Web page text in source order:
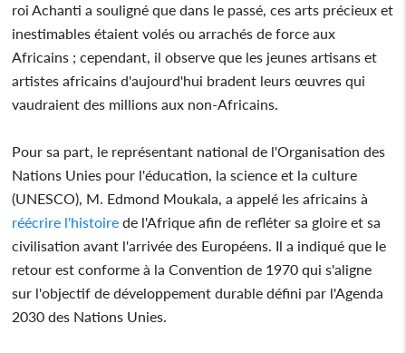
roi Achanti a souligné que dans le passé, ces arts précieux et
inestimables étaient volés ou arrachés de force aux
Africains ; cependant, il observe que les jeunes artisans et
artistes africains d'aujourd'hui bradent leurs œuvres qui
vaudraient des millions aux non-Africains.
Pour sa part, le représentant national de l'Organisation des
Nations Unies pour l'éducation, la science et la culture
(UNESCO), M. Edmond Moukala, a appelé les africains à
réécrire l'histoire de l'Afrique afin de refléter sa gloire et sa
civilisation avant l'arrivée des Européens. Il a indiqué que le
retour est conforme à la Convention de 1970 qui s'aligne
sur l'objectif de développement durable défini par l'Agenda
2030 des Nations Unies.